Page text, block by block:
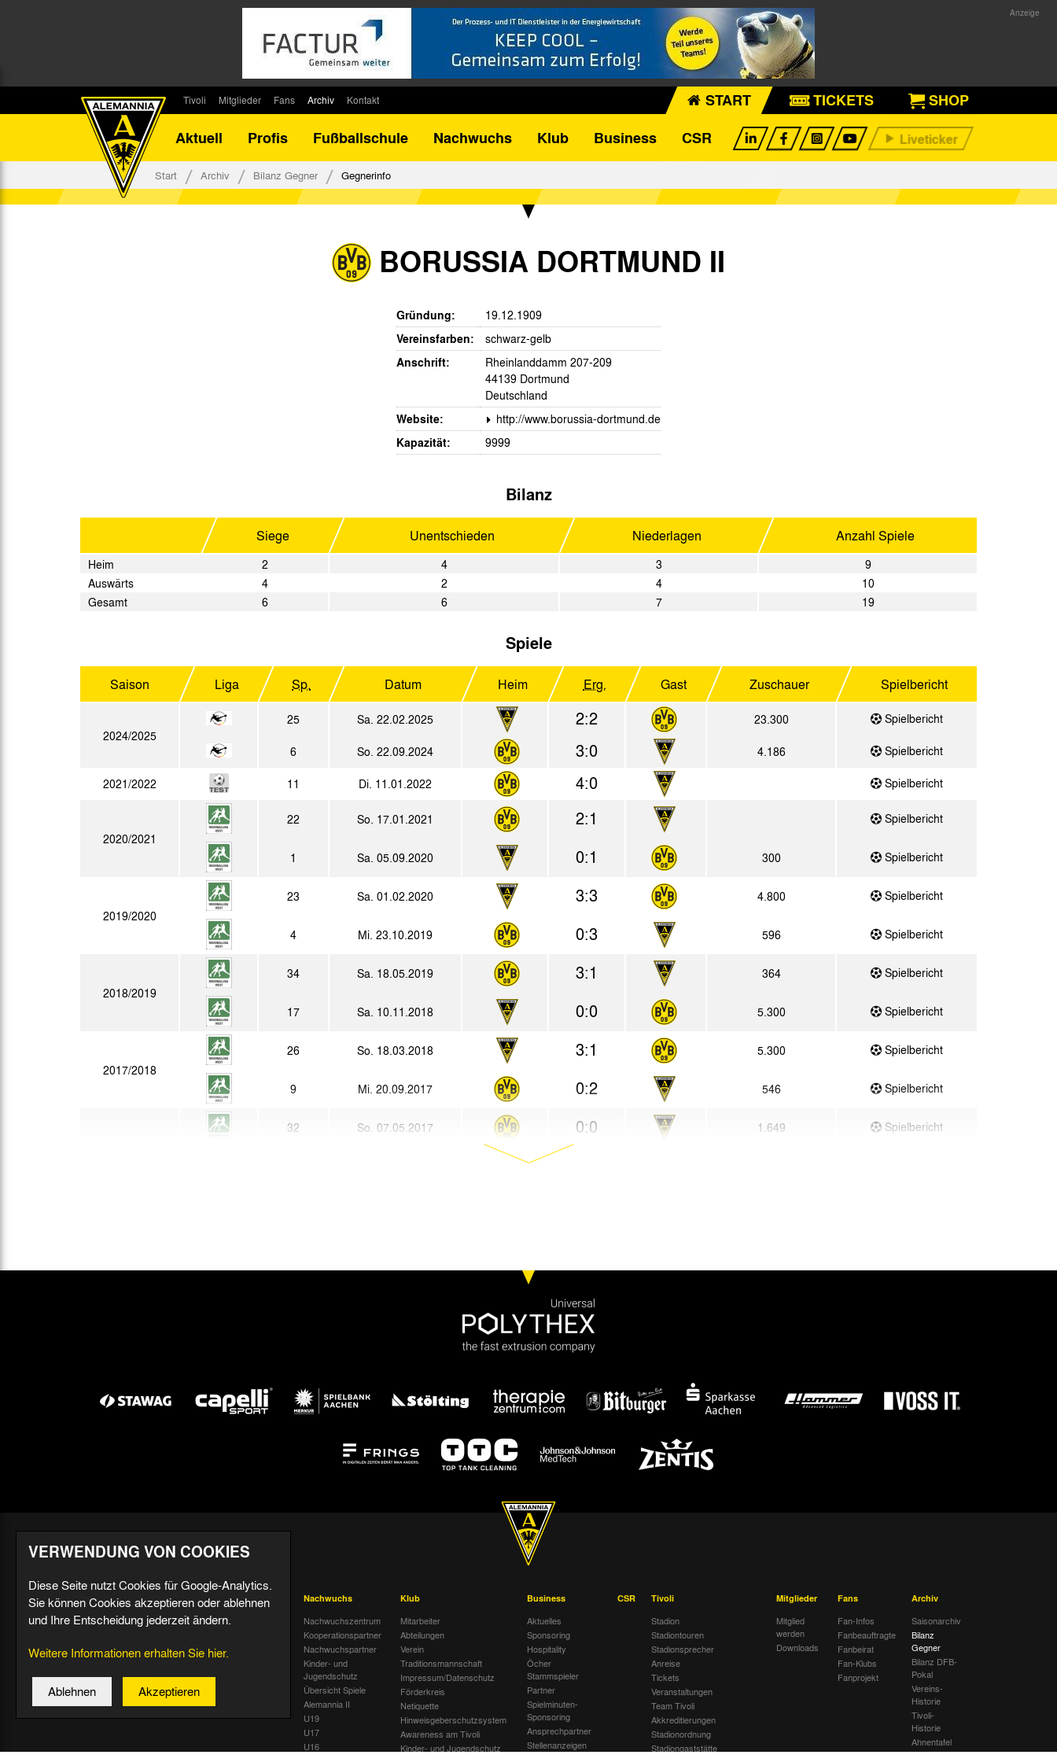
Tivoli
Stadionsprecher
Mitglieder
Kontakt
Fans
Fanbeirat
Fan-Klubs
Archiv
Bilanz DFB-Pokal
Ahnentafel
Kontakt START TICKETS
SHOP
Aktuell
Profis Fußballschule Nachwuchs Klub Business CSR
Start Archiv Bilanz Gegner Gegnerinfo
BORUSSIA DORTMUND II
Gründung: 19.12.1909
Vereinsfarben: schwarz-gelb
Anschrift:
Rheinlanddamm 207-209
44139 Dortmund
Deutschland
Website: http://www.borussia-dortmund.de
Kapazität: 9999
Bilanz
Siege Unentschieden Niederlagen Anzahl Spiele
Heim 2 4 3
9
Auswärts
4 2 4
10
Gesamt
6 6 7 19
Spiele
Saison Liga Sp. Datum Heim Erg. Gast Zuschauer Spielbericht
2024/2025
25 Sa. 22.02.2025 2:2 23.300 Spielbericht
6 So. 22.09.2024 3:0 4.186 Spielbericht
2021/2022 11 Di. 11.01.2022 4:0 Spielbericht
2020/2021
22 So. 17.01.2021 2:1 Spielbericht
1 Sa. 05.09.2020 0:1 300 Spielbericht
2019/2020
23 Sa. 01.02.2020 3:3 4.800 Spielbericht
4 Mi. 23.10.2019 0:3 596 Spielbericht
2018/2019
34 Sa. 18.05.2019 3:1 364 Spielbericht
17 Sa. 10.11.2018 0:0 5.300 Spielbericht
2017/2018
26 So. 18.03.2018 3:1 5.300 Spielbericht
9 Mi. 20.09.2017 0:2 546 Spielbericht
32 So. 07.05.2017 0:0 1.649 Spielbericht
0:0
1:1
0:1
Aktuell
Nachrichten
Tivoli Echo
Deal
Radiostream
Profis
Mannschaft &
Spiele & Tabelle
Statistik
Trainingsplan
Geburtstage
Fußballschule
Datenschutz
Nachwuchs
Nachwuchszentrum
Kooperationspartner
Nachwuchspartner
Kinder- und
Jugendschutz
Übersicht Spiele
Alemannia II
U19
U17
U16
Klub
Mitarbeiter
Abteilungen
Verein
Traditionsmannschaft
Impressum/Datenschutz
Förderkreis
Netiquette
Hinweisgeberschutzsystem
Awareness am Tivoli
Kinder- und Jugendschutz
Business
Aktuelles
Sponsoring
Hospitality
Öcher
Stammspieler
Partner
Spielminuten-
Sponsoring
Ansprechpartner
Stellenanzeigen
CSR
Tivoli
Stadion
Stadiontouren
Stadionsprecher
Anreise
Tickets
Veranstaltungen
Team Tivoli
Akkreditierungen
Stadionordnung
Stadiongaststätte
Mitglieder
Mitglied
werden
Downloads
Fans
Fan-Infos
Fanbeauftragte
Fanbeirat
Fan-Klubs
Fanprojekt
Archiv
Saisonarchiv
Bilanz
Gegner
Bilanz DFB-
Pokal
Vereins-
Historie
Tivoli-
Historie
Ahnentafel
VERWENDUNG VON COOKIES
Diese Seite nutzt Cookies für Google-Analytics.
Sie können Cookies akzeptieren oder ablehnen
und Ihre Entscheidung jederzeit ändern.
Weitere Informationen erhalten Sie hier.
Ablehnen Akzeptieren